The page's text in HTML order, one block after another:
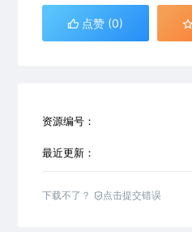
点赞 (0)
资源编号：
最近更新：
下载不了？ 点击提交错误